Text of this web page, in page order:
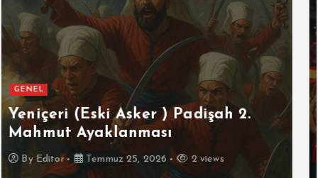
GENEL SPOR
Futbolun Zirvesinde Yeniden
İspanya
ByEditor Temmuz 16, 2026 3 views